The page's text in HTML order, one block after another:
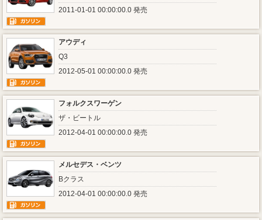
2011-01-01 00:00:00.0 発売
アウディ
Q3
2012-05-01 00:00:00.0 発売
フォルクスワーゲン
ザ・ビートル
2012-04-01 00:00:00.0 発売
メルセデス・ベンツ
Bクラス
2012-04-01 00:00:00.0 発売